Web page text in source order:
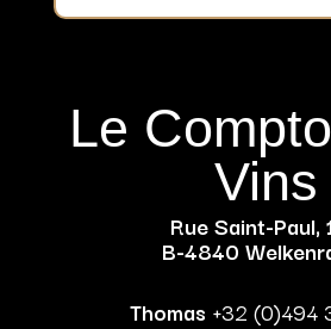
Le
Vins
Rue Saint-Paul,
B-4840
Thomas +32 (0)494